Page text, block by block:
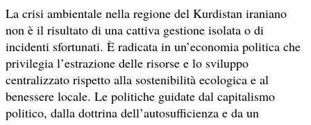
La crisi ambientale nella regione del Kurdistan iraniano
non è il risultato di una cattiva gestione isolata o di
incidenti sfortunati. È radicata in un’economia politica che
privilegia l’estrazione delle risorse e lo sviluppo
centralizzato rispetto alla sostenibilità ecologica e al
benessere locale. Le politiche guidate dal capitalismo
politico, dalla dottrina dell’autosufficienza e da un